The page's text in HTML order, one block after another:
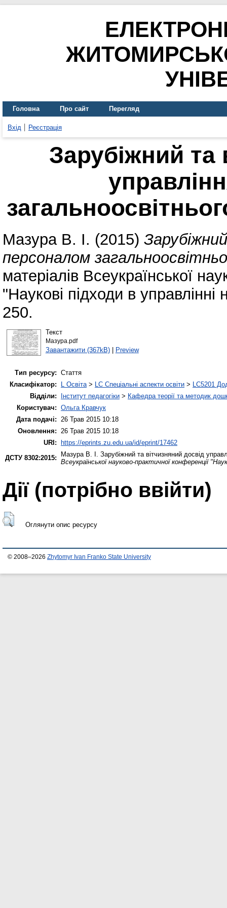
Головна Про сайт Перегляд
Вхід Реєстрація
Зарубіжний та
Мазура В. І. (2015)
персоналом
матеріалів Всеукраїнської
"Наукові підходи в
250.
Текст
Мазура.pdf
Завантажити (367kB)| Preview
Тип ресурсу: Стаття
Класифікатор:
L Освіта> LC Спеціальні аспекти освіти > LC5201
Відділи:
Інститут педагогіки > Кафедра теорії та методик
Користувач: Ольга Кравчук
Дата подачі: 26 Трав 2015 10:18
Оновлення: 26 Трав 2015 10:18
URI:
https://eprints.zu.edu.ua/id/eprint/17462
ДСТУ 8302:2015:
Мазура В. І. Зарубіжний та вітчизняний досвід
Всеукраїнської науково-практичної конференції
Дії ​​(потрібно ввійти)
Оглянути опис ресурсу
© 2008–2026 Zhytomyr Ivan Franko State University